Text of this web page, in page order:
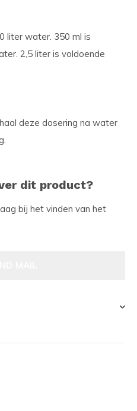
liter water. 350 ml is
2,5 liter is voldoende
deze dosering na water
dit product?
bij het vinden van het